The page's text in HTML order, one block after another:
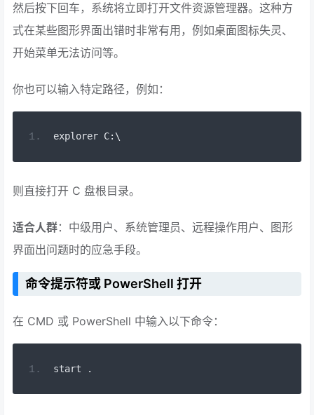
然后按下回车，系统将立即打开文件资源管理器。这种方
式在某些图形界面出错时非常有用，例如桌面图标失灵、
开始菜单无法访问等。
你也可以输入特定路径，例如：
explorer C: \
则直接打开 C 盘根目录。
适合人群：中级用户、系统管理员、远程操作用户、图形
界面出问题时的应急手段。
命令提示符或 PowerShell 打开
在 CMD 或 PowerShell 中输入以下命令：
start .